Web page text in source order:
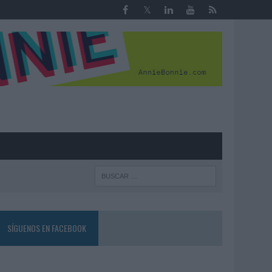
SÍGUENOS EN FACEBOOK